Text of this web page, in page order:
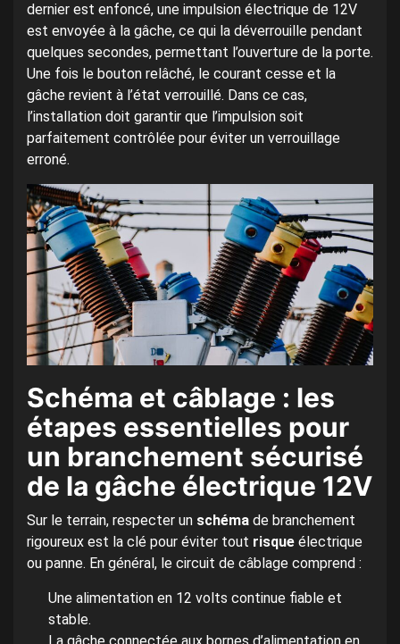
dernier est enfoncé, une impulsion électrique de 12V
est envoyée à la gâche, ce qui la déverrouille pendant
quelques secondes, permettant l’ouverture de la porte.
Une fois le bouton relâché, le courant cesse et la
gâche revient à l’état verrouillé. Dans ce cas,
l’installation doit garantir que l’impulsion soit
parfaitement contrôlée pour éviter un verrouillage
erroné.
Schéma et câblage : les
étapes essentielles pour
un branchement sécurisé
de la gâche électrique 12V
Sur le terrain, respecter un schéma de branchement
rigoureux est la clé pour éviter tout risque électrique
ou panne. En général, le circuit de câblage comprend :
Une alimentation en 12 volts continue fiable et
stable.